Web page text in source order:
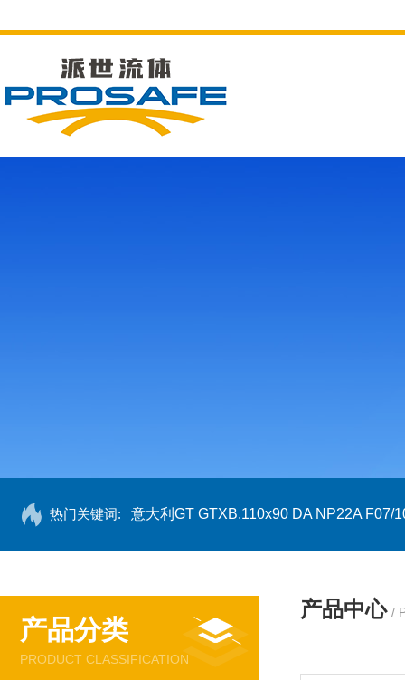
热门关键词: 意大利GT GTXB.110x90 DA NP22A F07/
产品分类
PRODUCT CLASSIFICATION
产品中心 /